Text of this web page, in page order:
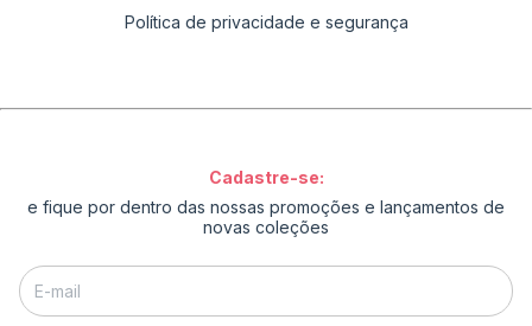
Política de privacidade e segurança
Cadastre-se:
e fique por dentro das nossas promoções e lançamentos de
novas coleções